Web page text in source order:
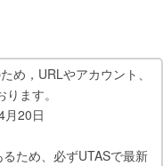
め，URLやアカウント、
ます。
月20日
ため、必ずUTASで最新